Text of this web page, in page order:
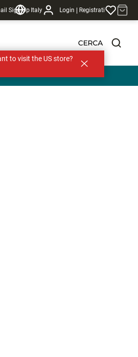
Sign Up Italy Login | Registrati
CERCA
to visit the US store?